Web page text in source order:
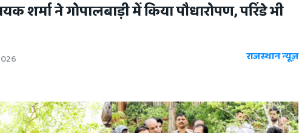
शर्मा ने गोपालबाड़ी में किया पौधारोपण, परिंडे भी
राजस्थान न्यूज़